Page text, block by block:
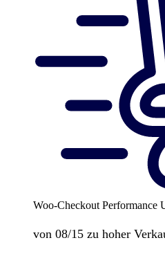
Woo-Checkout Performance
von 08/15 zu hoher